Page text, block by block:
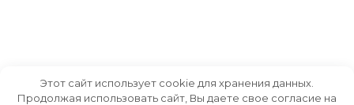
Этот сайт использует cookie для хранения данных.
Продолжая использовать сайт, Вы даете свое согласие на